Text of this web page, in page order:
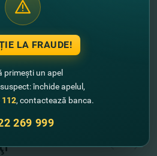
LA FRAUDE!
primești un apel
închide apelul,
112, contactează banca.
269 999